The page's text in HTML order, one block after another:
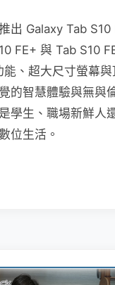
出 Galaxy Tab
FE+ 與 Tab S10
能、超大尺寸螢幕
的智慧體驗與無與
學生、職場新鮮人
位生活。